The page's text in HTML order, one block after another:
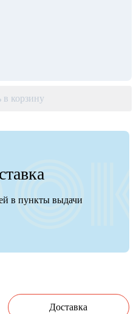
в корзину
в пункты выдачи
Доставка